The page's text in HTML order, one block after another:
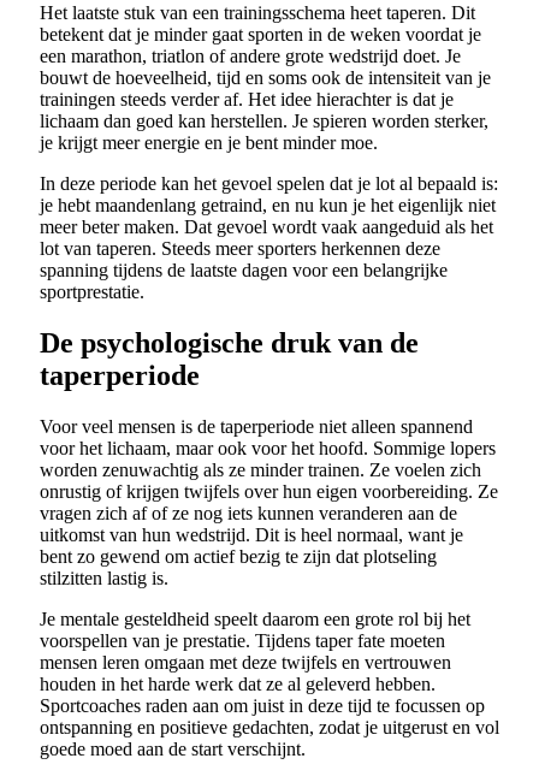
Het laatste stuk van een trainingsschema heet taperen. Dit
betekent dat je minder gaat sporten in de weken voordat je
een marathon, triatlon of andere grote wedstrijd doet. Je
bouwt de hoeveelheid, tijd en soms ook de intensiteit van je
trainingen steeds verder af. Het idee hierachter is dat je
lichaam dan goed kan herstellen. Je spieren worden sterker,
je krijgt meer energie en je bent minder moe.
In deze periode kan het gevoel spelen dat je lot al bepaald is:
je hebt maandenlang getraind, en nu kun je het eigenlijk niet
meer beter maken. Dat gevoel wordt vaak aangeduid als het
lot van taperen. Steeds meer sporters herkennen deze
spanning tijdens de laatste dagen voor een belangrijke
sportprestatie.
De psychologische druk van de
taperperiode
Voor veel mensen is de taperperiode niet alleen spannend
voor het lichaam, maar ook voor het hoofd. Sommige lopers
worden zenuwachtig als ze minder trainen. Ze voelen zich
onrustig of krijgen twijfels over hun eigen voorbereiding. Ze
vragen zich af of ze nog iets kunnen veranderen aan de
uitkomst van hun wedstrijd. Dit is heel normaal, want je
bent zo gewend om actief bezig te zijn dat plotseling
stilzitten lastig is.
Je mentale gesteldheid speelt daarom een grote rol bij het
voorspellen van je prestatie. Tijdens taper fate moeten
mensen leren omgaan met deze twijfels en vertrouwen
houden in het harde werk dat ze al geleverd hebben.
Sportcoaches raden aan om juist in deze tijd te focussen op
ontspanning en positieve gedachten, zodat je uitgerust en vol
goede moed aan de start verschijnt.